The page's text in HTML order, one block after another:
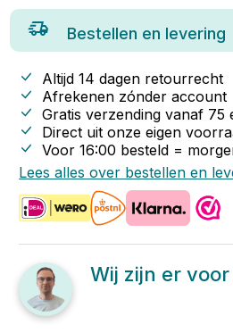
Bestellen en levering
Altijd 14 dagen retourrecht
Afrekenen zónder account
Gratis verzending vanaf 75
Direct uit onze eigen
Voor 16:00 besteld =
Lees alles over bestellen en
Wij zijn er voor